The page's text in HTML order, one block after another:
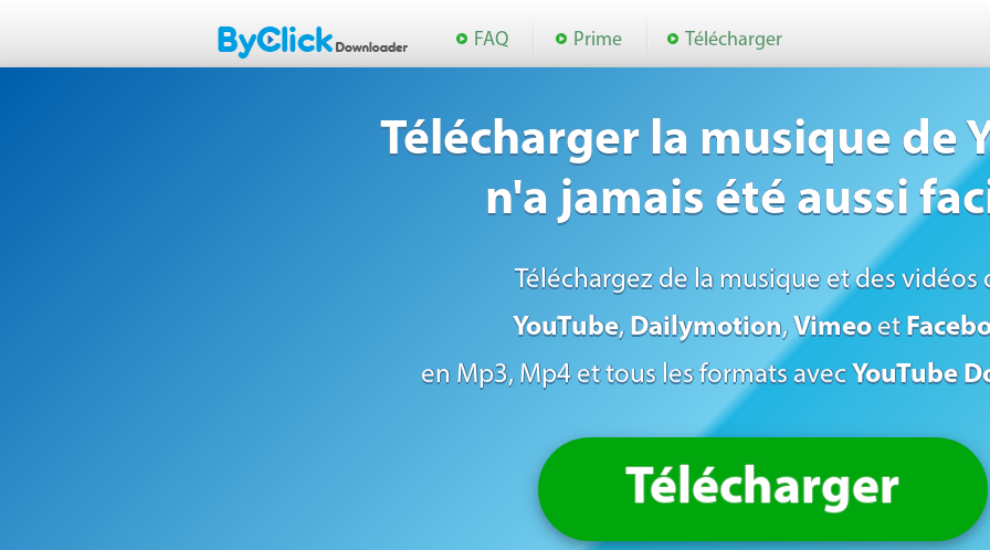
FAQ Prime Télécharger
Télécharger la musique de
n'a jamais été aussi
Téléchargez de la musique et des vidéos
YouTube, Dailymotion, Vimeoet
en Mp3, Mp4 et tous les formats avecYouTube
Télécharger